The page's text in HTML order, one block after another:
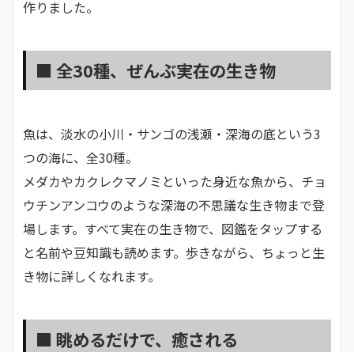
作りました。
■ 全30種、ぜんぶ実在の生き物
魚は、淡水の小川・サンゴの浅瀬・深海の底という3
つの海に、全30種。
メダカやカクレクマノミといった身近な魚から、チョ
ウチンアンコウのような深海の不思議な生き物まで登
場します。すべて実在の生き物で、図鑑をタップする
と名前や豆知識も読めます。歩きながら、ちょっと生
き物に詳しくなれます。
■ 眺めるだけで、癒される